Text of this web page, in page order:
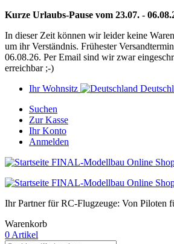
Kurze Urlaubs-Pause vom 23.07. -
In dieser Zeit können wir leider keine
um ihr Verständnis. Frühester
06.08.26. Per Email sind wir zwar
erreichbar ;-)
Ihr Wohnsitz
Suchen
Zur Kasse
Ihr Konto
Anmelden
Ihr Partner für RC-Flugzeuge: Von Piloten
Warenkorb
0 Artikel